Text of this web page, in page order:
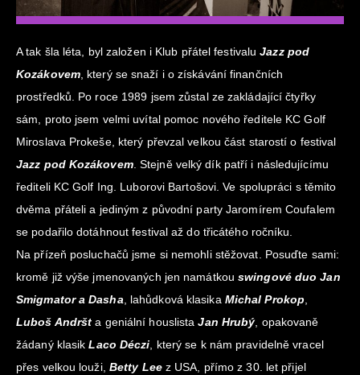
A tak šla léta, byl založen i Klub přátel festivaluJazz pod
Kozákovem, který se snaží i o získávání finančních
prostředků. Po roce 1989 jsem zůstal ze zakládající čtyřky
sám, proto jsem velmi uvítal pomoc nového ředitele KC Golf
Miroslava Prokeše, který převzal velkou část starostí o festival
Jazz pod Kozákovem. Stejně velký dík patří i následujícímu
řediteli KC Golf Ing. Luborovi Bartošovi. Ve spolupráci s těmito
dvěma přáteli a jediným z původní party Jaromírem Coufalem
se podařilo dotáhnout festival až do třicátého ročníku.
Na přízeň posluchačů jsme si nemohli stěžovat. Posuďte sami:
kromě již výše jmenovaných jen namátkouswingové duo Jan
Smigmator a Dasha , lahůdková klasika Michal Prokop
Luboš Andršt a geniální houslistaJan Hrubý, opakovaně
žádaný klasikLaco Déczi , který se k nám pravidelně vracel
přes velkou louži, Betty Leez USA, přímo z 30. let přijel